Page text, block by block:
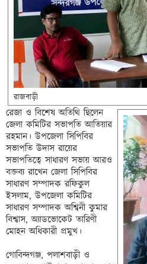
রাজবাড়ী
রেজা ও বিশেষ অতিথি ছিলেন
জেলা কমিটির সভাপতি আতিয়ার
রহমান। উপজেলা সিপিবির
সভাপতি উদাস রায়ের
সভাপতিত্বে সাধারণ সভায় আরও
বক্তব্য রাখেন জেলা সিপিবির
সাধারণ সম্পাদক রফিকুল
ইসলাম, উপজেলা কমিটির
সাধারণ সম্পাদক অশ্বিনী কুমার
বিশ্বাস, অ্যাডভোকেট তারিণী
মোহন অধিকারী প্রমুখ।
গোবিন্দগঞ্জ, পলাশবাড়ী ও